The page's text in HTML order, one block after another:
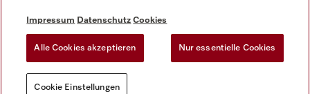
EU-Gesetzen über digitale Dienste
Impressum Datenschutz Cookies
Alle Cookies akzeptieren Nur essentielle Cookies
Cookie Einstellungen